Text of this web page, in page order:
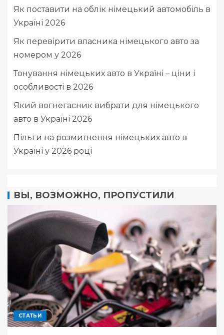
Як поставити на облік німецький автомобіль в
Україні 2026
Як перевірити власника німецького авто за
номером у 2026
Тонування німецьких авто в Україні – ціни і
особливості в 2026
Який вогнегасник вибрати для німецького
авто в Україні 2026
Пільги на розмитнення німецьких авто в
Україні у 2026 році
ВЫ, ВОЗМОЖНО, ПРОПУСТИЛИ
СТАТЬИ